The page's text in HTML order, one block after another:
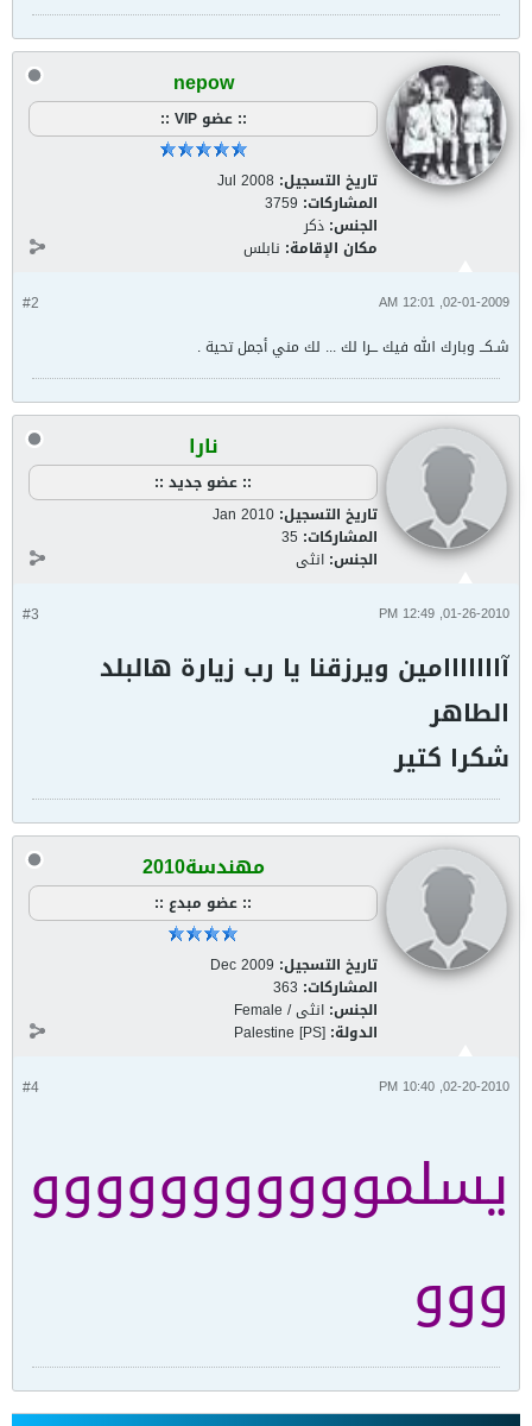
nepow
:: عضو VIP ::
تاريخ التسجيل: Jul 2008
المشاركات: 3759
الجنس: ذكر
مكان الإقامة: نابلس
#2 02-01-2009, 12:01 AM
شـكــ وبارك الله فيك ـــرا لك ... لك مني أجمل تحية .
نارا
:: عضو جديد ::
تاريخ التسجيل: Jan 2010
المشاركات: 35
الجنس: انثى
#3 01-26-2010, 12:49 PM
آااااااامين ويرزقنا يا رب زيارة هالبلد
الطاهر
شكرا كتير
مهندسة2010
:: عضو مبدع ::
تاريخ التسجيل: Dec 2009
المشاركات: 363
الجنس: انثى / Female
الدولة: Palestine [PS]
#4 02-20-2010, 10:40 PM
يسلمووووووووووو
ووو